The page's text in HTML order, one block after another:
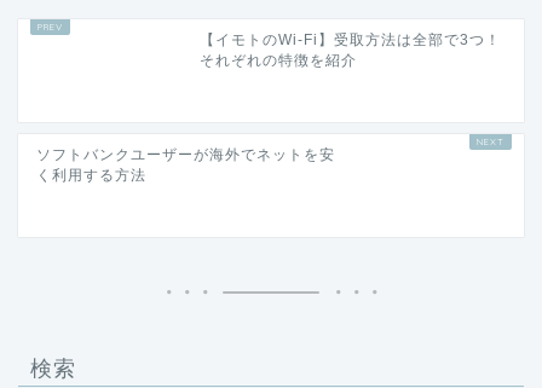
【イモトのWi-Fi】受取方法は全部で3つ！
それぞれの特徴を紹介
ソフトバンクユーザーが海外でネットを安
く利用する方法
検索